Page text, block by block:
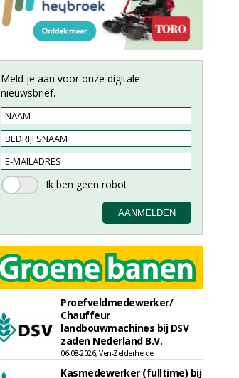
Meld je aan voor onze digitale
nieuwsbrief.
Proefveldmedewerker/
Chauffeur
landbouwmachines bij DSV
zaden Nederland B.V.
06-08-2026, Ven-Zelderheide
Kasmedewerker (fulltime) bij